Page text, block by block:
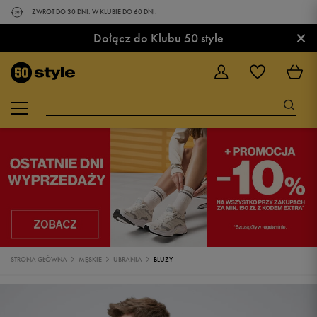
ZWROT DO 30 DNI. W KLUBIE DO 60 DNI.
Dołącz do Klubu 50 style ×
STRONA GŁÓWNA MĘSKIE UBRANIA BLUZY